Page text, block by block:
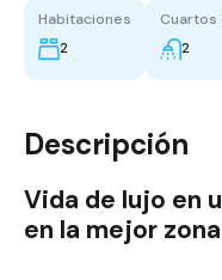
Habitaciones
2
Cuartos
2
Descripción
Vida de lujo en
en la mejor